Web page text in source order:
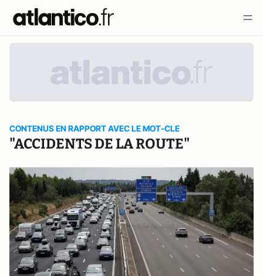
CONTENUS EN RAPPORT AVEC LE MOT-CLE
"ACCIDENTS DE LA ROUTE"